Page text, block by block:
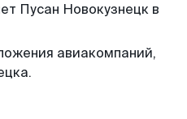
Пусан Новокузнецк в
авиакомпаний,